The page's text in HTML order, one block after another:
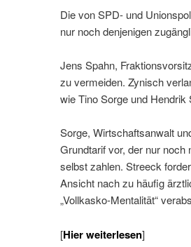
Die von SPD- und
nur noch denjenigen
Jens Spahn,
zu vermeiden. Zynisch
wie Tino Sorge und
Sorge, Wirtschaftsanwalt
Grundtarif vor, der nur
selbst zahlen. Streeck
Ansicht nach zu häufig
„Vollkasko-Mentalität“
[Hier weiterlesen]